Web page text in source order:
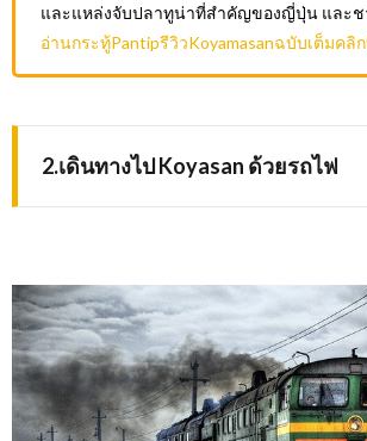
และแหล่งจับปลาทูน่าที่สำคัญของญี่ปุ่น และช
อ่านกระทู้PantipรีวิวKoyamasanฉบับเต็มคลิ
2.เดินทางไป Koyasan ด้วยรถไฟ